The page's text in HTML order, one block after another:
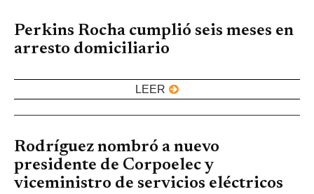
Perkins Rocha cumplió seis meses en
arresto domiciliario
LEER
Rodríguez nombró a nuevo
presidente de Corpoelec y
viceministro de servicios eléctricos